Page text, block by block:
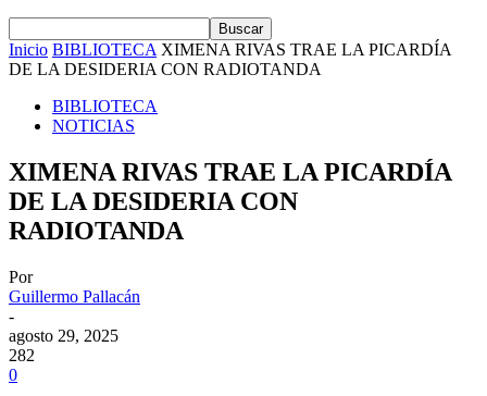
Inicio BIBLIOTECA XIMENA RIVAS TRAE LA PICARDÍA
DE LA DESIDERIA CON RADIOTANDA
BIBLIOTECA
NOTICIAS
XIMENA RIVAS TRAE LA PICARDÍA
DE LA DESIDERIA CON
RADIOTANDA
Por
Guillermo Pallacán
-
agosto 29, 2025
282
0